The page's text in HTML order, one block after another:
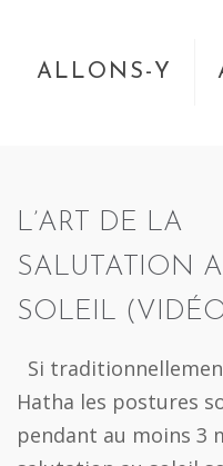
ALLONS-Y
L’ART DE LA
SALUTATION
SOLEIL
Si
Hatha les postures
pendant au moins 3